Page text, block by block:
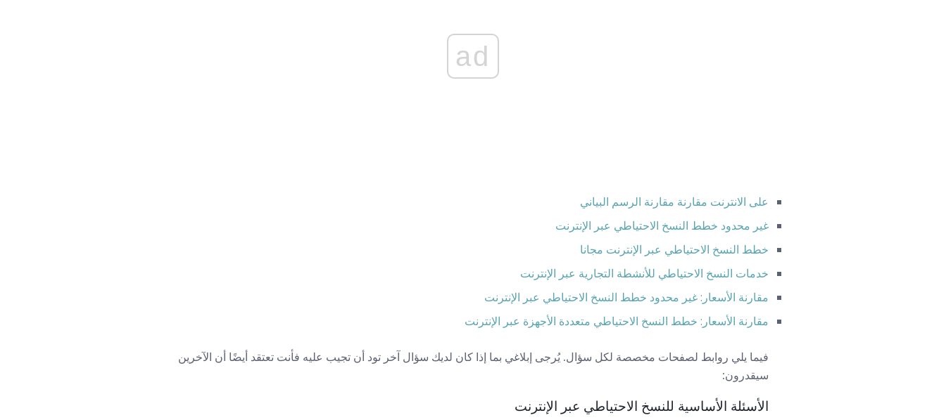
ad
على الانترنت مقارنة مقارنة الرسم البياني
غير محدود خطط النسخ الاحتياطي عبر الإنترنت
خطط النسخ الاحتياطي عبر الإنترنت مجانا
خدمات النسخ الاحتياطي للأنشطة التجارية عبر الإنترنت
مقارنة الأسعار: غير محدود خطط النسخ الاحتياطي عبر الإنترنت
مقارنة الأسعار: خطط النسخ الاحتياطي متعددة الأجهزة عبر الإنترنت
فيما يلي روابط لصفحات مخصصة لكل سؤال. يُرجى إبلاغي بما إذا كان لديك سؤال آخر تود أن تجيب عليه فأنت تعتقد أيضًا أن الآخرين
سيقدرون:
الأسئلة الأساسية للنسخ الاحتياطي عبر الإنترنت